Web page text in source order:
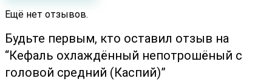
Ещё нет отзывов.
Будьте первым, кто оставил отзыв на
“Кефаль охлаждённый непотрошёный с
головой средний (Каспий)”